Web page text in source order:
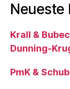
Neueste
Krall &
Dunning-
PmK &